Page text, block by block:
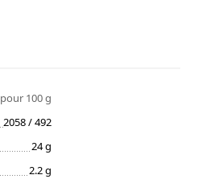
pour 100 g
2058 / 492
24 g
2.2 g